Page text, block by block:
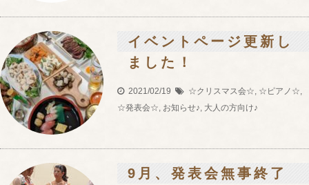
イベントページ更新し
ました！
2021/02/19 ☆クリスマス会☆ ☆ピアノ☆
☆発表会☆ お知らせ♪ 大人の方向け♪
9月、発表会無事終了